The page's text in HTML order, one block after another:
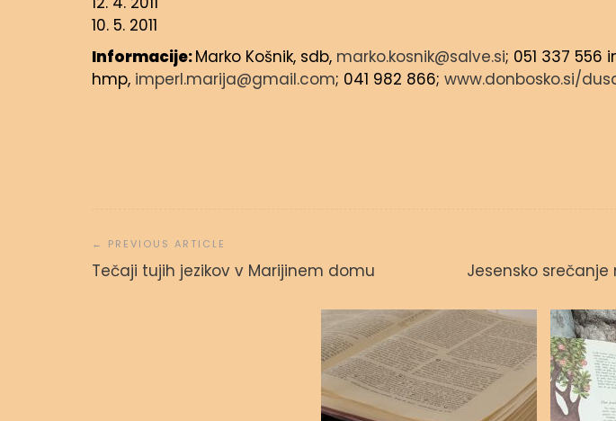
10. 5. 2011
Informacije:Marko Košnik, sdb, marko.kosnik@salve.si; 051 337 556
hmp, imperl.marija@gmail.com; 041 982 866; www.donbosko.si/
prispevka
Tečaji tujih jezikov v Marijinem domu Jesensko
admin 23. septembra, 2023